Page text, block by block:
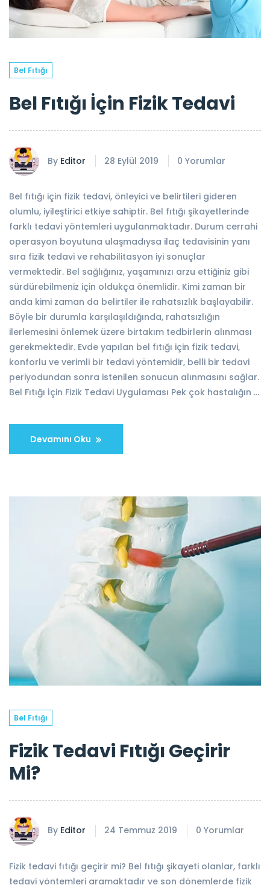
Bel Fıtığı
Bel Fıtığı İçin Fizik Tedavi
By Editor 28 Eylül 2019 0 Yorumlar
Bel fıtığı için fizik tedavi, önleyici ve belirtileri gideren
olumlu, iyileştirici etkiye sahiptir. Bel fıtığı şikayetlerinde
farklı tedavi yöntemleri uygulanmaktadır. Durum cerrahi
operasyon boyutuna ulaşmadıysa ilaç tedavisinin yanı
sıra fizik tedavi ve rehabilitasyon iyi sonuçlar
vermektedir. Bel sağlığınız, yaşamınızı arzu ettiğiniz gibi
sürdürebilmeniz için oldukça önemlidir. Kimi zaman bir
anda kimi zaman da belirtiler ile rahatsızlık başlayabilir.
Böyle bir durumla karşılaşıldığında, rahatsızlığın
ilerlemesini önlemek üzere birtakım tedbirlerin alınması
gerekmektedir. Evde yapılan bel fıtığı için fizik tedavi,
konforlu ve verimli bir tedavi yöntemidir, belli bir tedavi
periyodundan sonra istenilen sonucun alınmasını sağlar.
Bel Fıtığı İçin Fizik Tedavi Uygulaması Pek çok hastalığın …
Devamını Oku
Bel Fıtığı
Fizik Tedavi Fıtığı Geçirir
Mi?
By Editor 24 Temmuz 2019 0 Yorumlar
Fizik tedavi fıtığı geçirir mi? Bel fıtığı şikayeti olanlar, farklı
tedavi yöntemleri aramaktadır ve son dönemlerde fizik